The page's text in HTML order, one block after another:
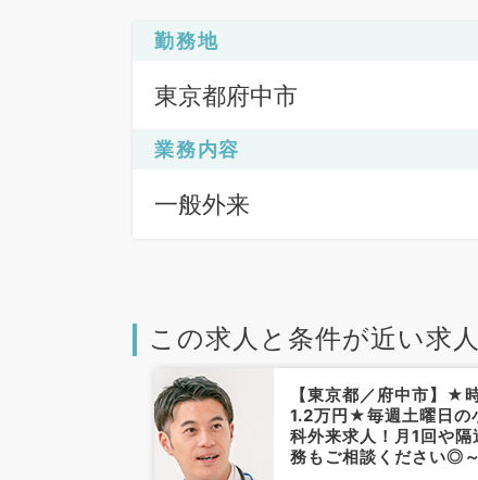
勤務地
東京都府中市
業務内容
一般外来
この求人と条件が近い求人
【東京都／府中市】★
1.2万円★毎週土曜日の
科外来求人！月1回や隔
務もご相談ください◎